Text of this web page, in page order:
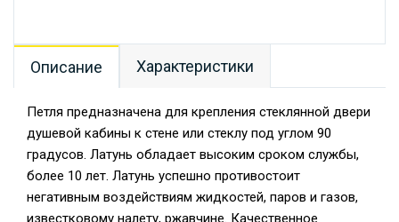
Описание Характеристики
Петля предназначена для крепления стеклянной двери
душевой кабины к стене или стеклу под углом 90
градусов. Латунь обладает высоким сроком службы,
более 10 лет. Латунь успешно противостоит
негативным воздействиям жидкостей, паров и газов,
известковому налету, ржавчине. Качественное